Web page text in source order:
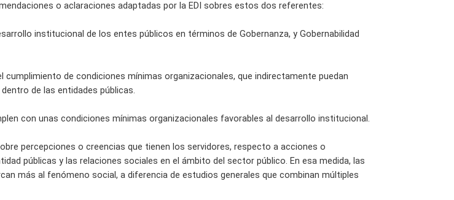
o aclaraciones adaptadas por la EDI sobres estos dos referentes:
institucional de los entes públicos en términos de Gobernanza, y Gobernabilidad
cumplimiento de condiciones mínimas organizacionales, que indirectamente puedan
de las entidades públicas.
con unas condiciones mínimas organizacionales favorables al desarrollo institucional.
percepciones o creencias que tienen los servidores, respecto a acciones o
públicas y las relaciones sociales en el ámbito del sector público. En esa medida, las
más al fenómeno social, a diferencia de estudios generales que combinan múltiples